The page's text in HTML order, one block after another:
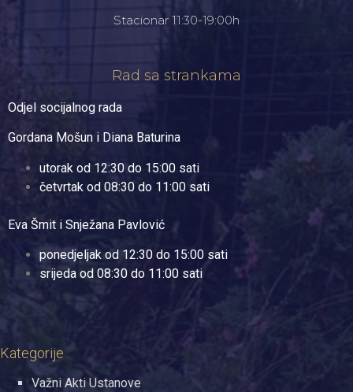
Stacionar 11:30-19:00h
Rad sa strankama
Odjel socijalnog rada
Gordana Mošun i Diana Baturina
utorak od 12:30 do 15:00 sati
četvrtak od 08:30 do 11:00 sati
Eva Šmit i Snježana Pavlović
ponedjeljak od 12:30 do 15:00 sati
srijeda od 08:30 do 11:00 sati
Kategorije
Važni Akti Ustanove